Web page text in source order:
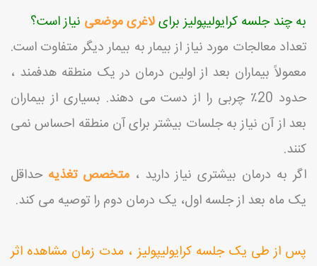
به چند جلسه کرایولیپولیزبرایلاغری موضعی نیاز است؟
تعداد معالجات مورد نیاز از بیمار به بیمار دیگر متفاوت است.
معمولاً بیماران بعد از اولین درمان در یک منطقه هدفمند ،
حدود 20٪ چربی را از دست می دهند. بسیاری از بیماران
بعد از آن نیاز به جلسات بیشتر برای آن منطقه احساس نمی
کنند.
اگر به درمان بیشتری نیاز دارید ،متخصص تغذیه حداقل
یک ماه بعد از جلسه اول، یک درمان دوم را توصیه می کند.
پس از طی یک جلسه کرایولیپولیز ، مدت زمان مشاهده اثر